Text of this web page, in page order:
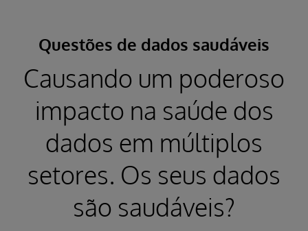
Questões de dados saudáveis
Causando um poderoso
impacto na saúde dos
dados em múltiplos
setores. Os seus dados
são saudáveis?